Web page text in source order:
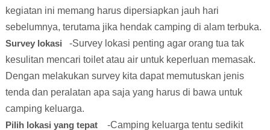
kegiatan ini memang harus dipersiapkan jauh hari
sebelumnya, terutama jika hendak camping di alam terbuka.
Survey lokasi
-Survey lokasi penting agar orang tua tak
kesulitan mencari toilet atau air untuk keperluan memasak.
Dengan melakukan survey kita dapat memutuskan jenis
tenda dan peralatan apa saja yang harus di bawa untuk
camping keluarga.
Pilih lokasi yang tepat
-Camping keluarga tentu sedikit